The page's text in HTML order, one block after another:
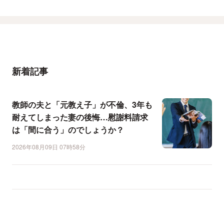
新着記事
教師の夫と「元教え子」が不倫、3年も
耐えてしまった妻の後悔…慰謝料請求
は「間に合う」のでしょうか？
2026年08月09日 07時58分